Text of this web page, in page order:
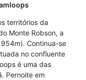
territórios da
Monte Robson, a
Continua-se
no confluente
é uma das
Pernoite em